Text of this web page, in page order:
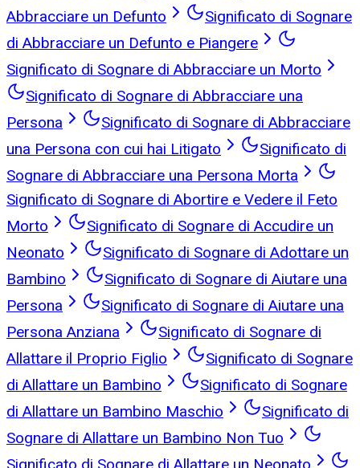
Abbracciare un Defunto
Significato di Sognare
di Abbracciare un Defunto e Piangere
Significato di Sognare di Abbracciare un Morto
Significato di Sognare di Abbracciare una
Persona
Significato di Sognare di Abbracciare
una Persona con cui hai Litigato
Significato di
Sognare di Abbracciare una Persona Morta
Significato di Sognare di Abortire e Vedere il Feto
Morto
Significato di Sognare di Accudire un
Neonato
Significato di Sognare di Adottare un
Bambino
Significato di Sognare di Aiutare una
Persona
Significato di Sognare di Aiutare una
Persona Anziana
Significato di Sognare di
Allattare il Proprio Figlio
Significato di Sognare
di Allattare un Bambino
Significato di Sognare
di Allattare un Bambino Maschio
Significato di
Sognare di Allattare un Bambino Non Tuo